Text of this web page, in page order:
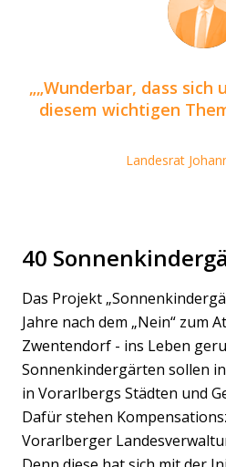
„Wunderbar, dass sich
diesem wichtigen
Landesrat
40
Das Projekt
Jahre nach dem „Nein“ zum
Zwentendorf - ins Leben
Sonnenkindergärten sollen
in Vorarlbergs Städten und
Dafür stehen
Vorarlberger